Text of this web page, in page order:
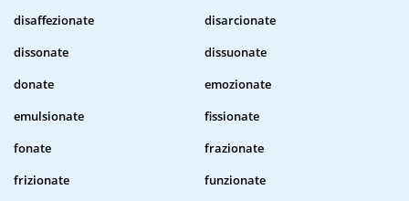
disaffezionate
disarcionate
dissonate
dissuonate
donate
emozionate
emulsionate
fissionate
fonate
frazionate
frizionate
funzionate